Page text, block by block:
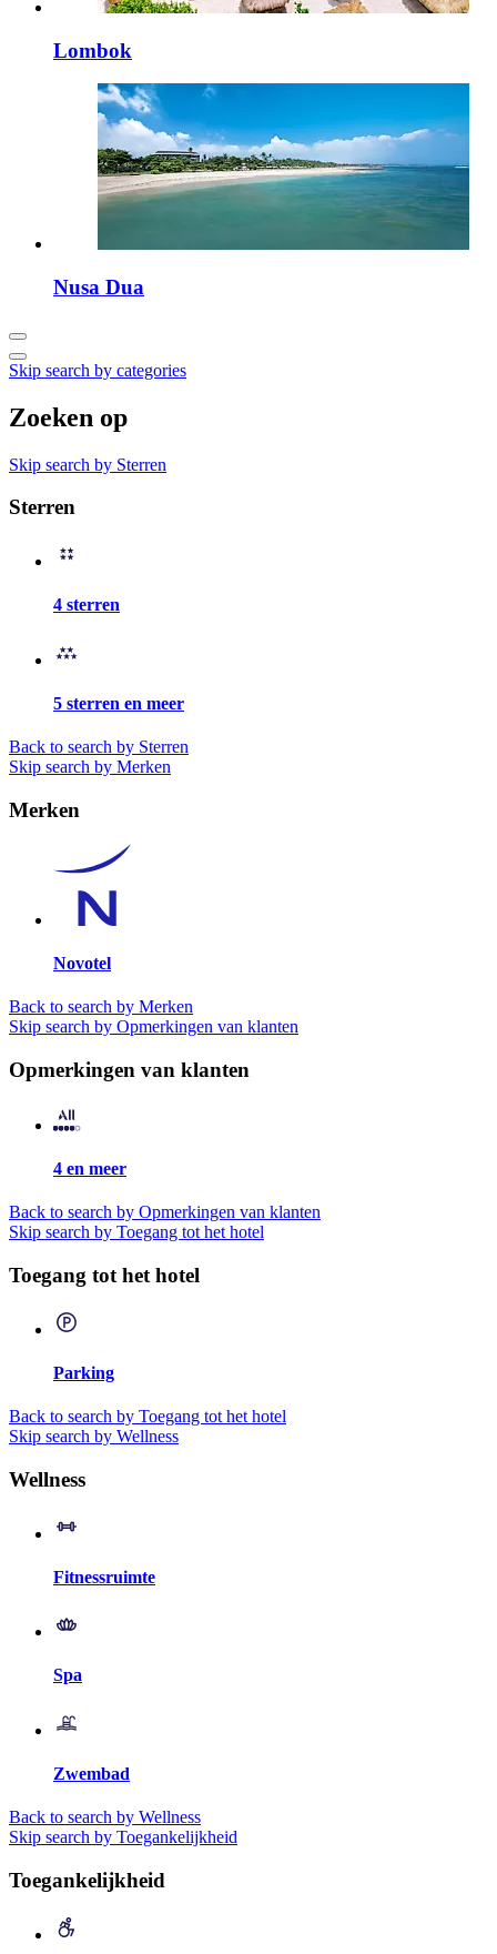
Lombok
Nusa Dua
Skip search by categories
Zoeken op
Skip search by Sterren
Sterren
4 sterren
5 sterren en meer
Back to search by Sterren
Skip search by Merken
Merken
Novotel
Back to search by Merken
Skip search by Opmerkingen van klanten
Opmerkingen van klanten
4 en meer
Back to search by Opmerkingen van klanten
Skip search by Toegang tot het hotel
Toegang tot het hotel
Parking
Back to search by Toegang tot het hotel
Skip search by Wellness
Wellness
Fitnessruimte
Spa
Zwembad
Back to search by Wellness
Skip search by Toegankelijkheid
Toegankelijkheid